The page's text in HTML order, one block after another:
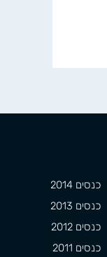
כנסים 2014
כנסים 2013
כנסים 2012
כנסים 2011